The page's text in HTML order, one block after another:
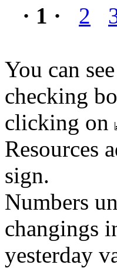
· 1 · 2
You can
checking
clicking on
Resources
sign.
Numbers
changings
yesterday